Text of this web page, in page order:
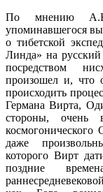
По мнению А.В.
упоминавшегося
о тибетской
Линда» на
посредством
произошел и, что
происходить
Германа Вирта,
стороны, очень
даже
которого Вирт
поздние